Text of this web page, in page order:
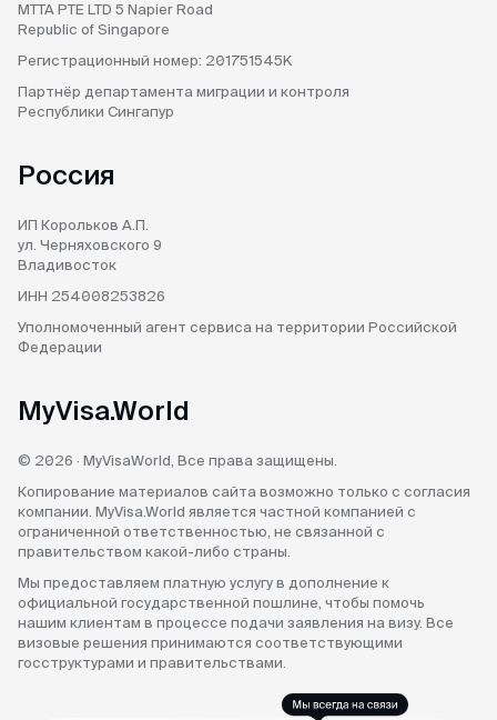
MTTA PTE LTD 5 Napier Road
Republic of Singapore
Регистрационный номер: 201751545K
Партнёр департамента миграции и контроля
Республики Сингапур
Россия
ИП Корольков А.П.
ул. Черняховского 9
Владивосток
ИНН 254008253826
Уполномоченный агент сервиса на территории Российской
Федерации
MyVisa.World
© 2026 · MyVisaWorld, Все права защищены.
Копирование материалов сайта возможно только с согласия
компании. MyVisa.World является частной компанией с
ограниченной ответственностью, не связанной с
правительством какой-либо страны.
Мы предоставляем платную услугу в дополнение к
официальной государственной пошлине, чтобы помочь
нашим клиентам в процессе подачи заявления на визу. Все
визовые решения принимаются соответствующими
госструктурами и правительствами.